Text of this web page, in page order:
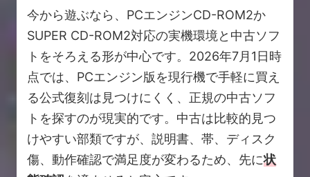
今から遊ぶなら、PCエンジンCD-ROM2か
SUPER CD-ROM2対応の実機環境と中古ソフ
トをそろえる形が中心です。2026年7月1日時
点では、PCエンジン版を現行機で手軽に買え
る公式復刻は見つけにくく、正規の中古ソフ
トを探すのが現実的です。中古は比較的見つ
けやすい部類ですが、説明書、帯、ディスク
傷、動作確認で満足度が変わるため、先に状